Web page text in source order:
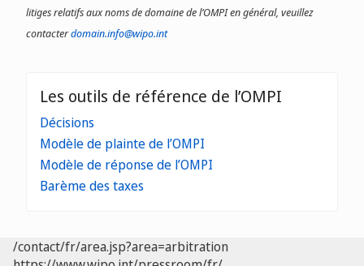
litiges relatifs aux noms de domaine de l’OMPI en général, veuillez
contacterdomain.info@wipo.int
Les outils de référence de l’OMPI
Décisions
Modèle de plainte de l’OMPI
Modèle de réponse de l’OMPI
Barème des taxes
/contact/fr/area.jsp?area=arbitration